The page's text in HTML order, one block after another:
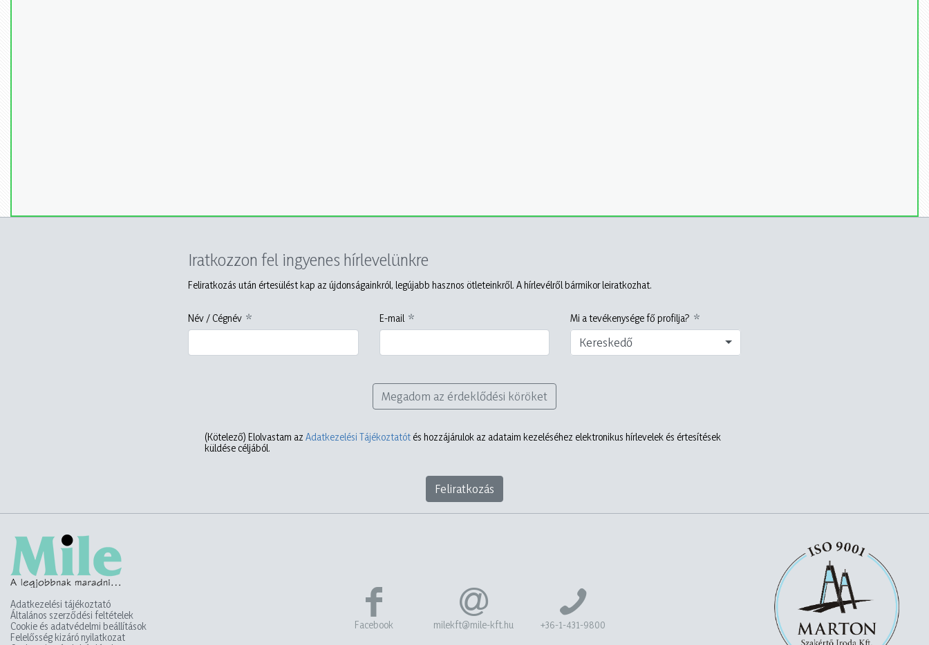
Iratkozzon fel ingyenes hírlevelünkre
Feliratkozás után értesülést kap az újdonságainkról, legújabb hasznos ötleteinkről. A hírlevélről bármikor leiratkozhat.
Név / Cégnév E-mail Mi a tevékenysége fő profilja?
Kereskedő
Megadom az érdeklődési köröket
(Kötelező) Elolvastam az Adatkezelési Tájékoztatót és hozzájárulok az adataim kezeléséhez elektronikus hírlevelek és értesítések
küldése céljából.
Feliratkozás
Adatkezelési tájékoztató
Általános szerződési feltételek
Cookie és adatvédelmi beállítások
Felelősség kizáró nyilatkozat
Facebook milekft@mile-kft.hu +36-1-431-9800